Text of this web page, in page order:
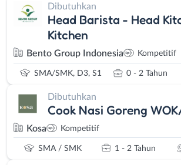
Dibutuhkan
Head Barista - Head
Kitchen
Bento Group Indonesia Kompetitif
SMA/SMK, D3, S1 0 - 2 Tahun
Dibutuhkan
Cook Nasi Goreng
Kosa Kompetitif
SMA / SMK 1 - 2 Tahun